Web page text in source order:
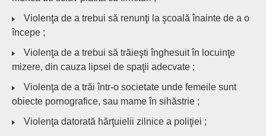
Violenţa de a trebui să renunţi la şcoală înainte de a o
începe ;
Violenţa de a trebui să trăieşti înghesuit în locuinţe
mizere, din cauza lipsei de spaţii adecvate ;
Violenţa de a trăi într-o societate unde femeile sunt
obiecte pornografice, sau mame în sihăstrie ;
Violenţa datorată hărţuielii zilnice a poliţiei ;